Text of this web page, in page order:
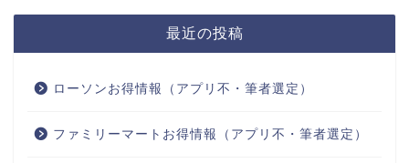
最近の投稿
ローソンお得情報（アプリ不・筆者選定）
ファミリーマートお得情報（アプリ不・筆者選定）